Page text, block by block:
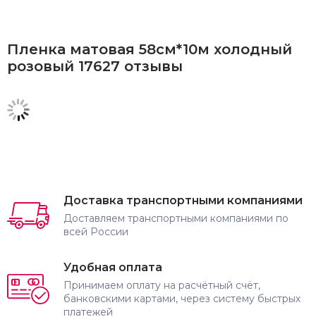
Пленка матовая 58см*10м холодный
розовый 17627 отзывы
Доставка транспортными компаниями
Доставляем транспортными компаниями по
всей России
Удобная оплата
Принимаем оплату на расчётный счёт,
банковскими картами, через систему быстрых
платежей